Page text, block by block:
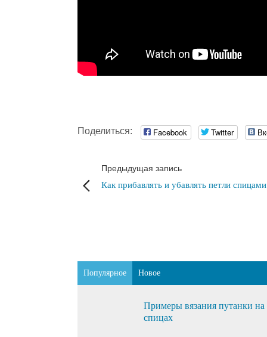
Поделиться: Facebook Twitter
Предыдущая запись
Как прибавлять и убавлять петли спицами
Популярное Новое
Примеры вязания путанки на
спицах